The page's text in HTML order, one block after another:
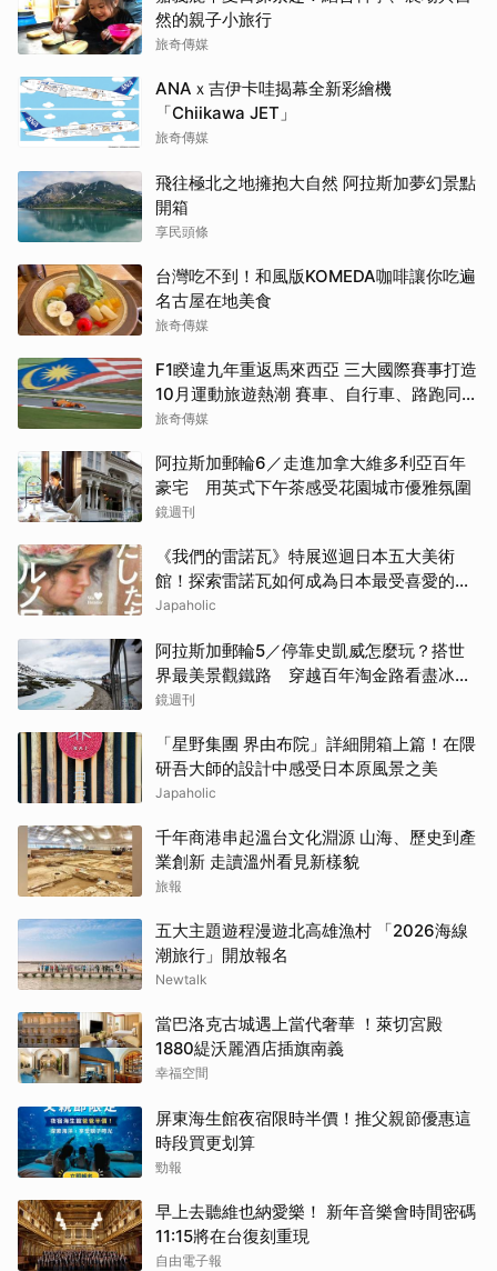
然的親子小旅行
旅奇傳媒
ANAｘ吉伊卡哇揭幕全新彩繪機
「Chiikawa JET」
旅奇傳媒
飛往極北之地擁抱大自然 阿拉斯加夢幻景點
開箱
享民頭條
台灣吃不到！和風版KOMEDA咖啡讓你吃遍
名古屋在地美食
旅奇傳媒
F1睽違九年重返馬來西亞 三大國際賽事打造
10月運動旅遊熱潮 賽車、自行車、路跑同週
登場
旅奇傳媒
阿拉斯加郵輪6／走進加拿大維多利亞百年
豪宅 用英式下午茶感受花園城市優雅氛圍
鏡週刊
《我們的雷諾瓦》特展巡迴日本五大美術
館！探索雷諾瓦如何成為日本最受喜愛的印
象派畫家
Japaholic
阿拉斯加郵輪5／停靠史凱威怎麼玩？搭世
界最美景觀鐵路 穿越百年淘金路看盡冰
河、峽谷與雪山
鏡週刊
「星野集團 界由布院」詳細開箱上篇！在隈
研吾大師的設計中感受日本原風景之美
Japaholic
千年商港串起溫台文化淵源 山海、歷史到產
業創新 走讀溫州看見新樣貌
旅報
五大主題遊程漫遊北高雄漁村 「2026海線
潮旅行」開放報名
Newtalk
當巴洛克古城遇上當代奢華 ！萊切宮殿
1880緹沃麗酒店插旗南義
幸福空間
屏東海生館夜宿限時半價！推父親節優惠這
時段買更划算
勁報
早上去聽維也納愛樂！ 新年音樂會時間密碼
11:15將在台復刻重現
自由電子報